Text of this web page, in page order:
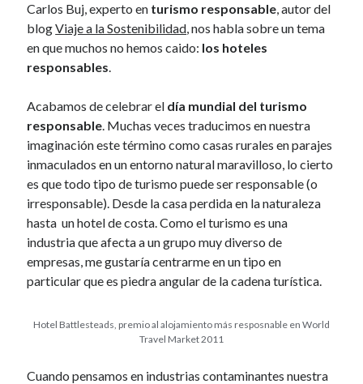
June 2009
May 2009
April 2009
February 2009
November 2008
October 2008
September 2008
Viajeras
Carlos Buj, experto en turismo responsable, autor del
blogViaje a la Sostenibilidad, nos habla sobre un tema
en que muchos no hemos caido: los hoteles
responsables.
Acabamos de celebrar el día mundial del turismo
responsable. Muchas veces traducimos en nuestra
imaginación este término como casas rurales en parajes
inmaculados en un entorno natural maravilloso, lo cierto
es que todo tipo de turismo puede ser responsable (o
irresponsable). Desde la casa perdida en la naturaleza
hasta un hotel de costa. Como el turismo es una
industria que afecta a un grupo muy diverso de
empresas, me gustaría centrarme en un tipo en
particular que es piedra angular de la cadena turística.
Hotel Battlesteads, premio al alojamiento más resposnable en World
Travel Market 2011
Cuando pensamos en industrias contaminantes nuestra